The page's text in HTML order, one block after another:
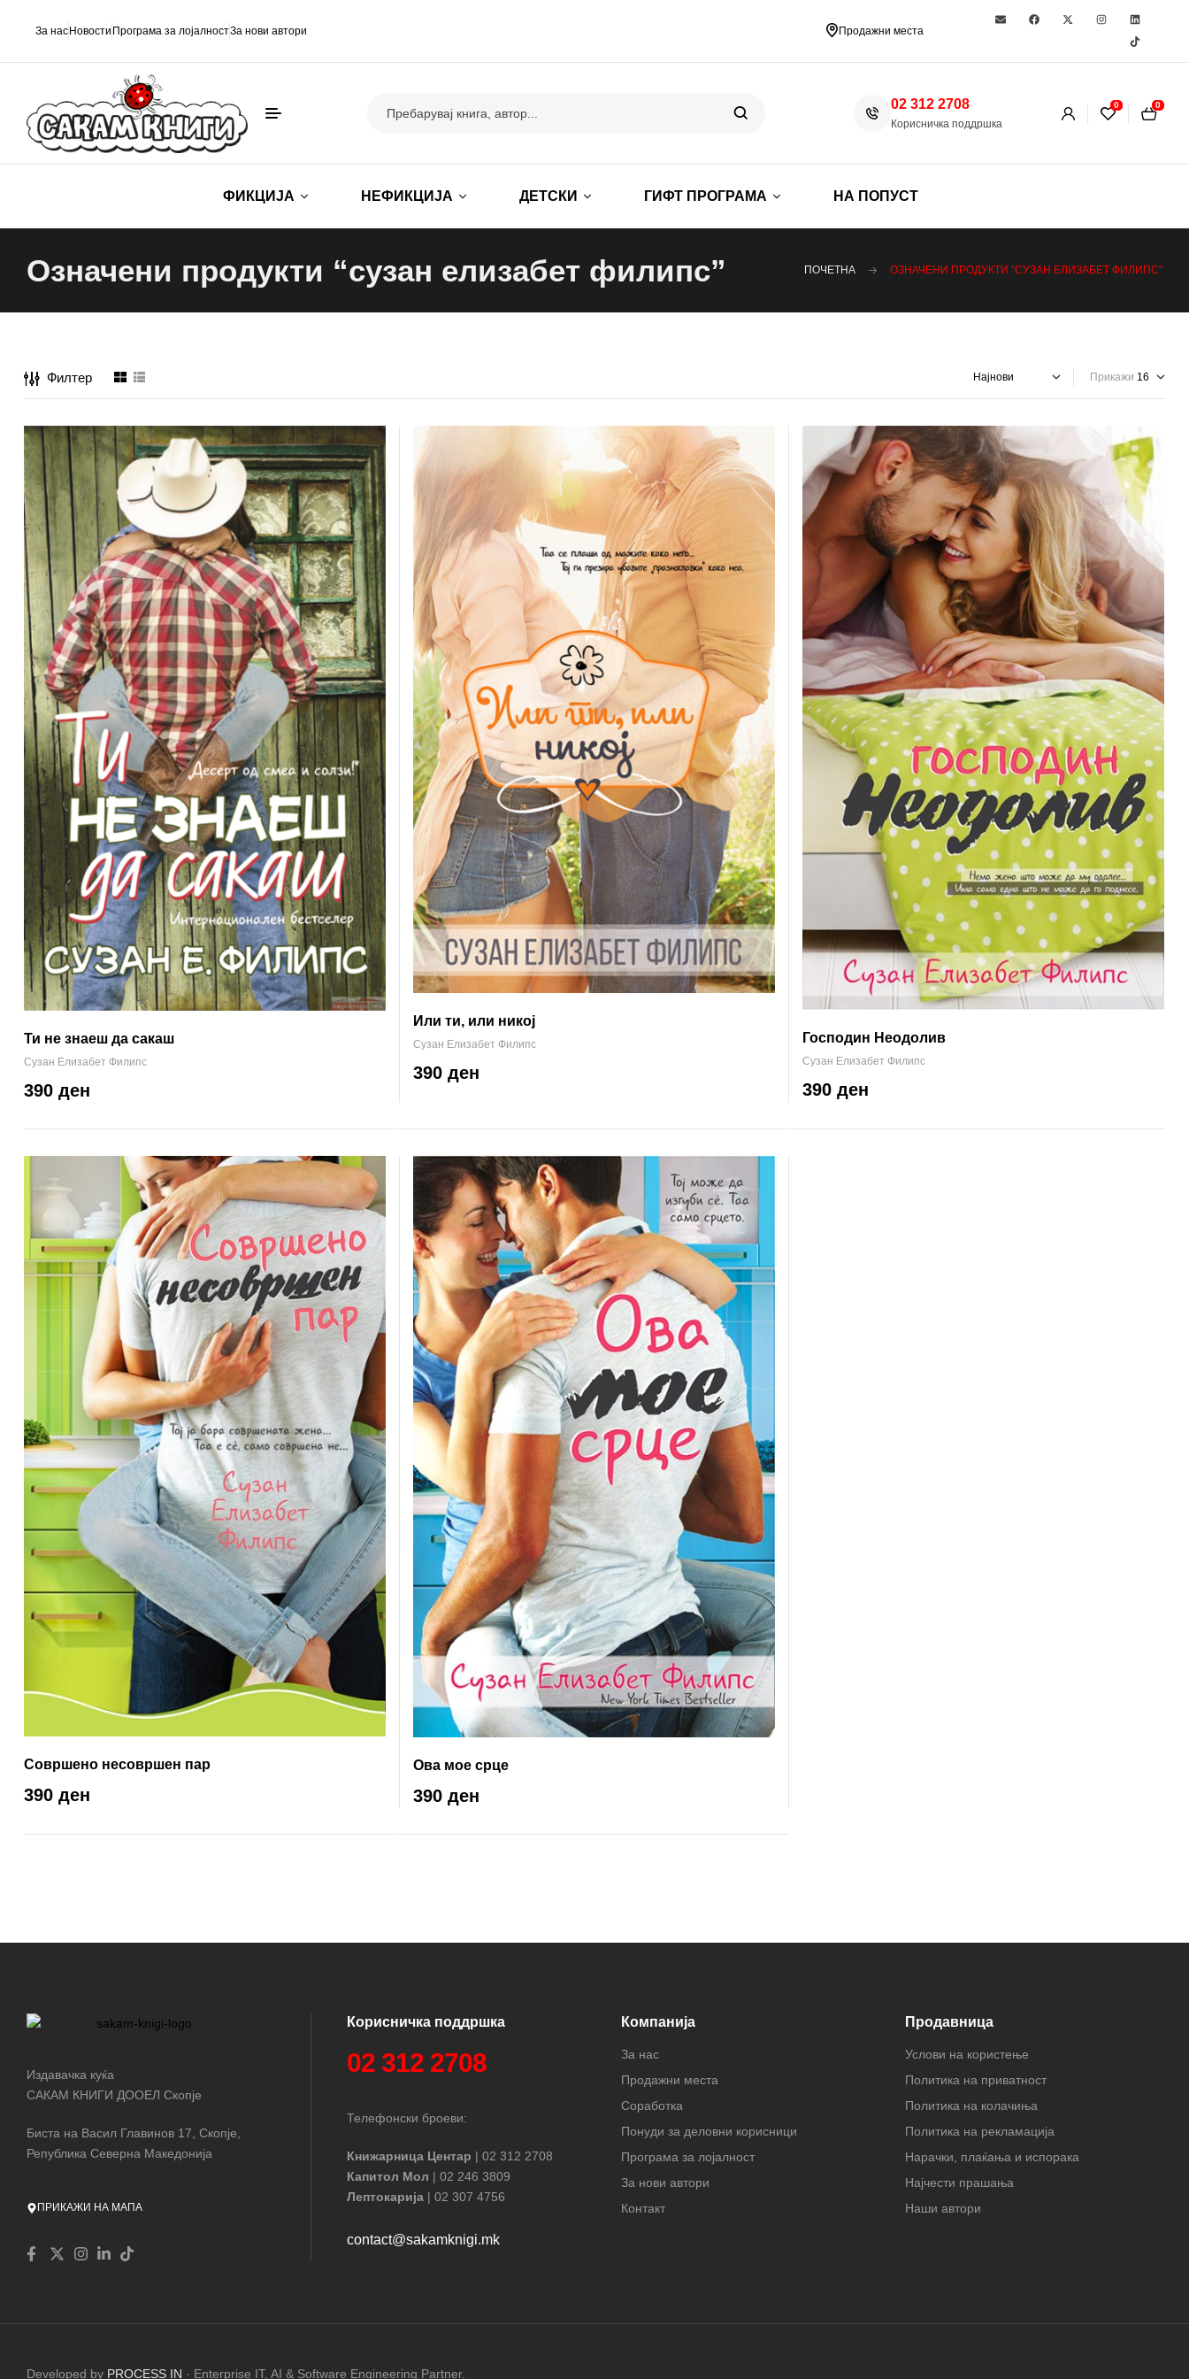
За нас Новости Програма за лојалностЗа нови автори Продажни места
02 312 2708
Корисничка поддршка
0 0
ФИКЦИЈА НЕФИКЦИЈА ДЕТСКИ ГИФТ ПРОГРАМА НА ПОПУСТ
Означени продукти “сузан елизабет филипс” ПОЧЕТНА ОЗНАЧЕНИ ПРОДУКТИ “СУЗАН ЕЛИЗАБЕТ ФИЛИПС”
Филтер Прикажи
Ти не знаеш да сакаш
Сузан Елизабет Филипс
390 ден
Или ти, или никој
Сузан Елизабет Филипс
390 ден
Господин Неодолив
Сузан Елизабет Филипс
390 ден
Совршено несовршен пар
390 ден
Ова мое срце
390 ден
Издавачка куќа
САКАМ КНИГИ ДООЕЛ Скопје
Биста на Васил Главинов 17, Скопје,
Република Северна Македонија
ПРИКАЖИ НА МАПА
Корисничка поддршка
02 312 2708
Телефонски броеви:
Книжарница Центар | 02 312 2708
Капитол Мол | 02 246 3809
Лептокарија | 02 307 4756
contact@sakamknigi.mk
Компанија
За нас
Продажни места
Соработка
Понуди за деловни корисници
Програма за лојалност
За нови автори
Контакт
Продавница
Услови на користење
Политика на приватност
Политика на колачиња
Политика на рекламација
Нарачки, плаќања и испорака
Најчести прашања
Наши автори
Developed by PROCESS IN · Enterprise IT, AI & Software Engineering Partner.